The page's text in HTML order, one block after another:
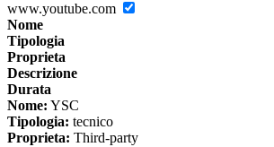
www.youtube.com
Nome
Tipologia
Proprieta
Descrizione
Durata
Nome: YSC
Tipologia: tecnico
Proprieta: Third-party